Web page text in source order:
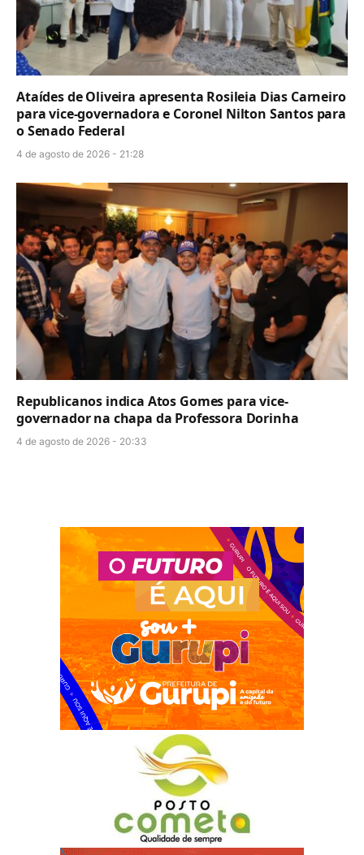
Ataídes de Oliveira apresenta Rosileia Dias Carneiro
para vice-governadora e Coronel Nilton Santos para
o Senado Federal
4 de agosto de 2026 - 21:28
Republicanos indica Atos Gomes para vice-
governador na chapa da Professora Dorinha
4 de agosto de 2026 - 20:33